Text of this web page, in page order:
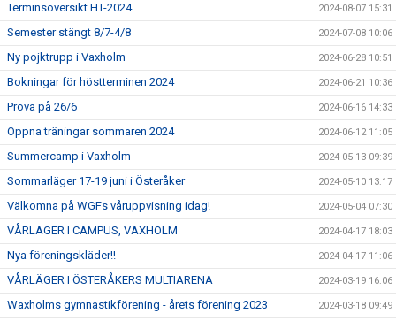
Terminsöversikt HT-2024 2024-08-07 15:31
Semester stängt 8/7-4/8 2024-07-08 10:06
Ny pojktrupp i Vaxholm 2024-06-28 10:51
Bokningar för höstterminen 2024 2024-06-21 10:36
Prova på 26/6 2024-06-16 14:33
Öppna träningar sommaren 2024 2024-06-12 11:05
Summercamp i Vaxholm 2024-05-13 09:39
Sommarläger 17-19 juni i Österåker 2024-05-10 13:17
Välkomna på WGFs våruppvisning idag! 2024-05-04 07:30
VÅRLÄGER I CAMPUS, VAXHOLM 2024-04-17 18:03
Nya föreningskläder!! 2024-04-17 11:06
VÅRLÄGER I ÖSTERÅKERS MULTIARENA 2024-03-19 16:06
Waxholms gymnastikförening - årets förening 2023 2024-03-18 09:49